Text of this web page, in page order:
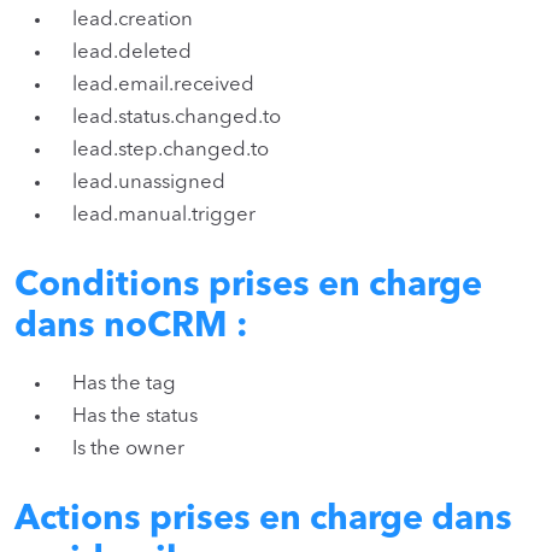
lead.creation
lead.deleted
lead.email.received
lead.status.changed.to
lead.step.changed.to
lead.unassigned
lead.manual.trigger
Conditions prises en charge
dans noCRM :
Has the tag
Has the status
Is the owner
Actions prises en charge dans